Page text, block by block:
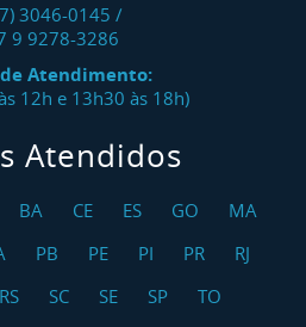
3046-0145 /
9 9278-3286
Atendimento:
12h e 13h30 às 18h)
Atendidos
BA CE ES GO
MA
PB PE PI PR
RJ
RS SC SE SP TO